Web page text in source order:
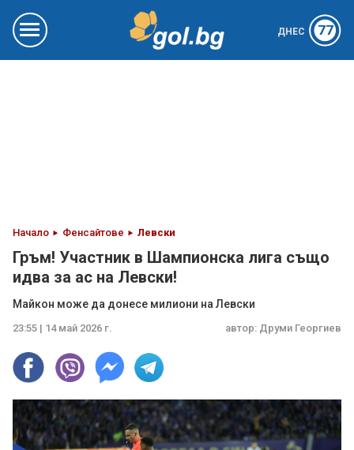
ДНЕС 77
Начало Фенсайтове Левски
Гръм! Участник в Шампионска лига също
идва за ас на Левски!
Майкон може да донесе милиони на Левски
23:55 | 14 май 2026 г. автор: Друми Георгиев